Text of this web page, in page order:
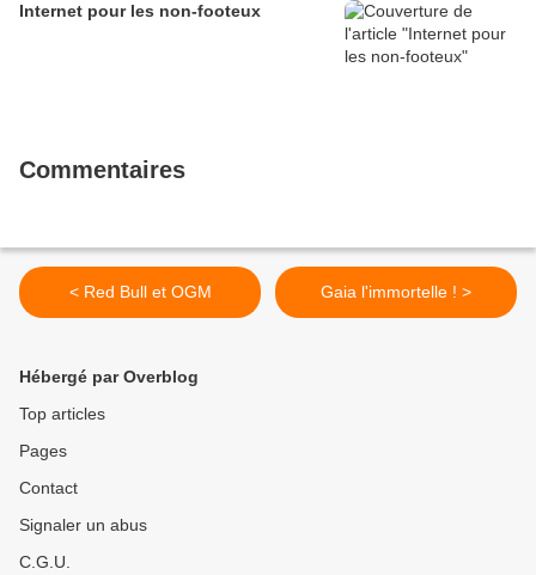
Internet pour les non-footeux
Commentaires
< Red Bull et OGM Gaia l'immortelle ! >
Hébergé par Overblog
Top articles
Pages
Contact
Signaler un abus
C.G.U.